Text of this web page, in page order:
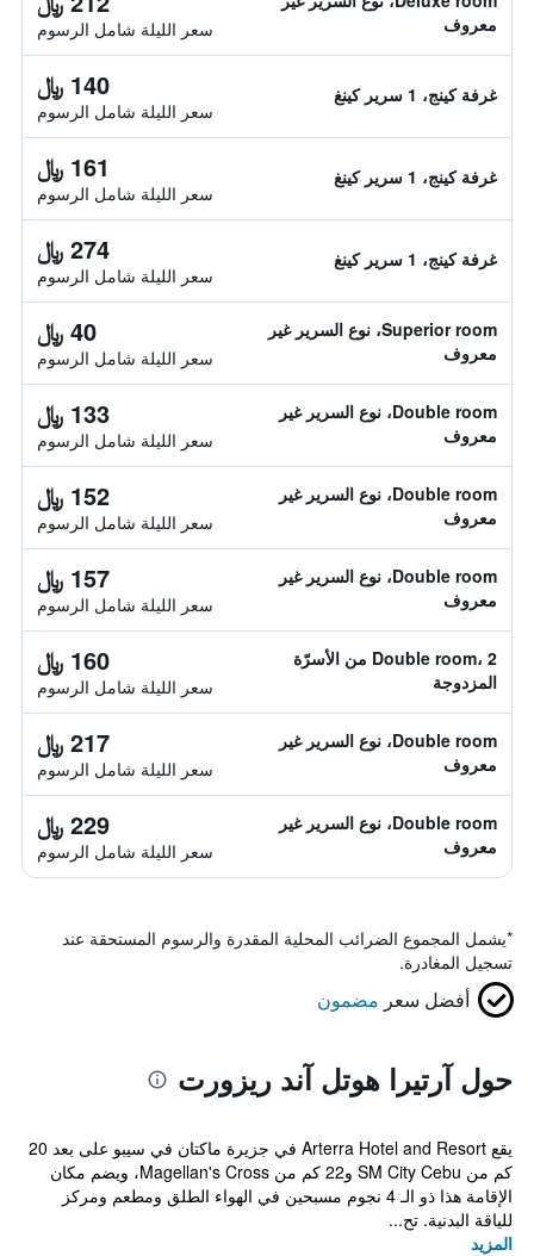
معروف
سعر الليلة شامل الرسوم
غرفة كينج، 1 سرير كينغ 140 ﷼
سعر الليلة شامل الرسوم
غرفة كينج، 1 سرير كينغ 161 ﷼
سعر الليلة شامل الرسوم
غرفة كينج، 1 سرير كينغ 274 ﷼
سعر الليلة شامل الرسوم
Superior room، نوع السرير غير
معروف
40 ﷼
سعر الليلة شامل الرسوم
Double room، نوع السرير غير
معروف
133 ﷼
سعر الليلة شامل الرسوم
Double room، نوع السرير غير
معروف
152 ﷼
سعر الليلة شامل الرسوم
Double room، نوع السرير غير
معروف
157 ﷼
سعر الليلة شامل الرسوم
Double room، 2 من الأسرّة
المزدوجة
160 ﷼
سعر الليلة شامل الرسوم
Double room، نوع السرير غير
معروف
217 ﷼
سعر الليلة شامل الرسوم
Double room، نوع السرير غير
معروف
229 ﷼
سعر الليلة شامل الرسوم
*يشمل المجموع الضرائب المحلية المقدرة والرسوم المستحقة عند
تسجيل المغادرة.
أفضل سعر مضمون
حول آرتيرا هوتل آند ريزورت
يقع Arterra Hotel and Resort في جزيرة ماكتان في سيبو على بعد 20
كم من SM City Cebu و22 كم من Magellan's Cross، ويضم مكان
الإقامة هذا ذو الـ 4 نجوم مسبحين في الهواء الطلق ومطعم ومركز
للياقة البدنية. تح...
المزيد